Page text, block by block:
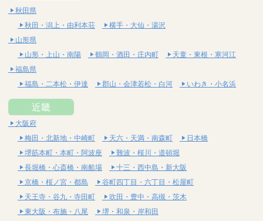
秋田県
秋田・潟上・由利本荘
横手・大仙・湯沢
山形県
山形・上山・南陽
鶴岡・酒田・庄内町
天童・東根・寒河江
福島県
福島・二本松・伊達
郡山・会津若松・白河 いわき・小名浜
近畿
大阪府
梅田・北新地・中崎町
天六・天満・南森町
日本橋
堺筋本町・本町・阿波座
難波・桜川・道頓堀
長堀橋・心斎橋・南船場
十三・西中島・新大阪
京橋・桜ノ宮・都島
谷町四丁目・六丁目・松屋町
天王寺・谷九・寺田町
吹田・豊中・高槻・茨木
東大阪・布施・八尾
堺・和泉・岸和田